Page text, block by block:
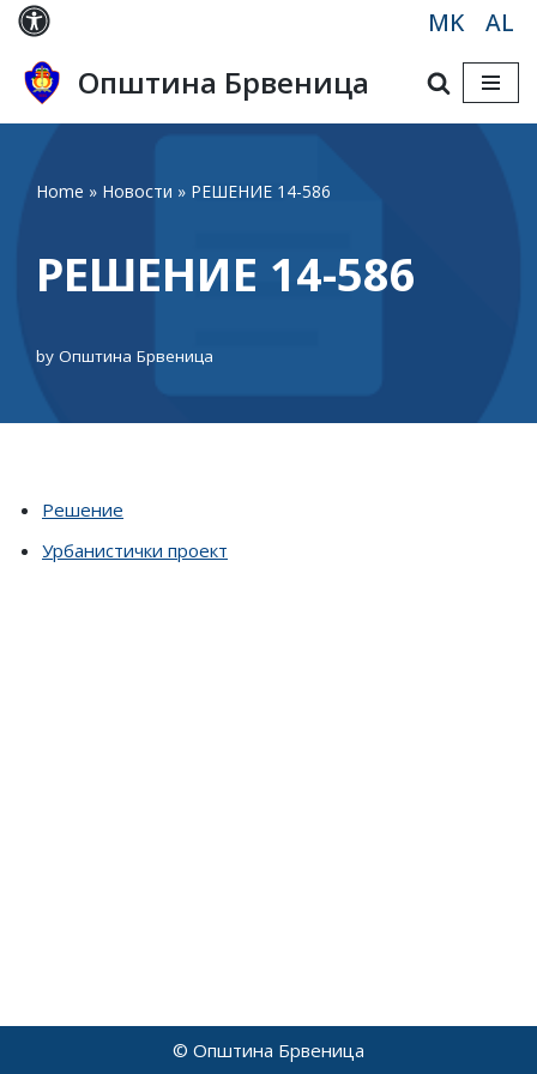
Skip
to
content
MK AL
Општина Брвеница
Home » Новости » РЕШЕНИЕ 14-586
РЕШЕНИЕ 14-586
by Општина Брвеница
Решение
Урбанистички проект
© Општина Брвеница